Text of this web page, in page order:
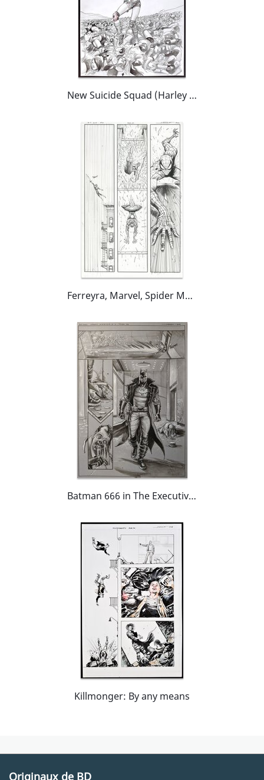
New Suicide Squad (Harley Quinn)
Ferreyra, Marvel, Spider Man Spine-Tingling, issue#3, planche n°2, 2021.
Batman 666 in The Executive Game, page 2 (splash page)
Killmonger: By any means
Originaux de BD